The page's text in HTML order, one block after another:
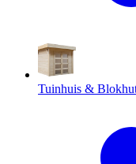
Tuinhuis &